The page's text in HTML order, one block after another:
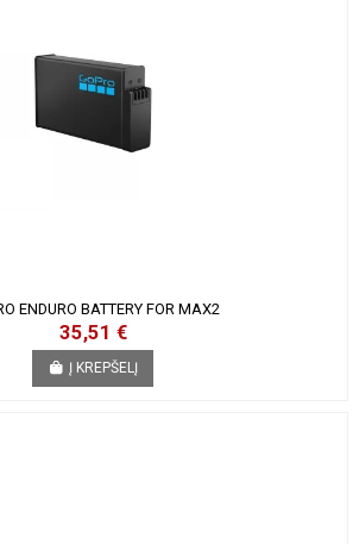
ENDURO BATTERY FOR MAX2
35,51 €
Į KREPŠELĮ